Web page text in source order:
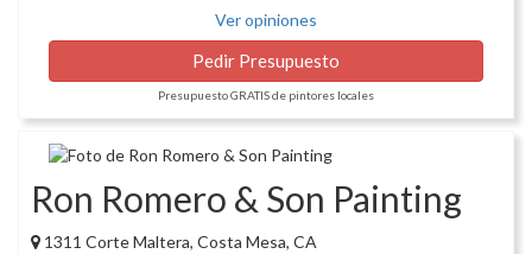
Ver opiniones
Pedir Presupuesto
Presupuesto GRATIS de pintores locales
Ron Romero & Son Painting
1311 Corte Maltera, Costa Mesa, CA